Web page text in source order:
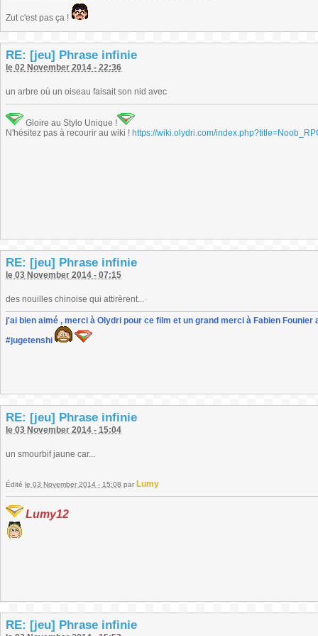
Zut c'est pas ça !
RE: [jeu] Phrase infinie
le 02 November 2014 - 22:36
un arbre où un oiseau faisait son nid avec
Gloire au Stylo Unique !
N'hésitez pas à recourir au wiki ! https://wiki.olydri.com/
RE: [jeu] Phrase infinie
le 03 November 2014 - 07:15
des nouilles chinoise qui attirèrent...
j'ai bien aimé , merci à Olydri pour ce film et un grand merci à Fabien
#jugetenshi
RE: [jeu] Phrase infinie
le 03 November 2014 - 15:04
un smourbif jaune car...
Édité le 03 November 2014 - 15:08 par Lumy
Lumy12
RE: [jeu] Phrase infinie